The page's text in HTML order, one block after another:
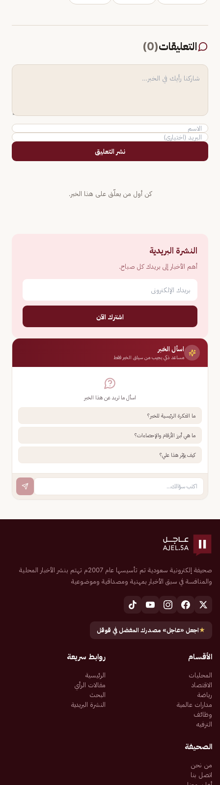
التعليقات(
0
)
نشر التعليق
كن أول من يعلّق على هذا الخبر.
النشرة البريدية
أهم الأخبار إلى بريدك كل صباح.
اشترك الآن
اسأل الخبر
مساعد ذكي يجيب من سياق الخبر فقط
اسأل ما تريد عن هذا الخبر
ما الفكرة الرئيسية للخبر؟
ما هي أبرز الأرقام والإحصاءات؟
كيف يؤثر هذا علي؟
صحيفة إلكترونية سعودية تم تأسيسها عام 2007م تهتم بنشر الأخبار المحلية
والمنافسة في سبق الأخبار بمهنية ومصداقية وموضوعية
★اجعل «عاجل» مصدرك المفضل في قوقل
الأقسام
المحليات
الاقتصاد
رياضة
مدارات عالمية
وظائف
الترفيه
روابط سريعة
الرئيسية
مقالات الرأي
البحث
النشرة البريدية
الصحيفة
من نحن
اتصل بنا